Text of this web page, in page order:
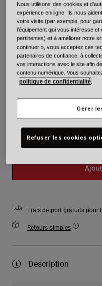
Couleur -Matte Black/Yellow
sélectionné
Taille
L
Plus que quelques
Frais de port gratuits pour
Retours simples
Description
Nous utilisons des cookies et
expérience en ligne. Ils nous
votre visite (par exemple, pour
l'équipement qui vous intéresse
pertinentes) et à améliorer notre
continuer », vous acceptez ces
partenaires de confiance, à
vos interactions avec le site afin
contenu numérique. Vous
politique de confidentialité.
Gérer
Refuser les cookies